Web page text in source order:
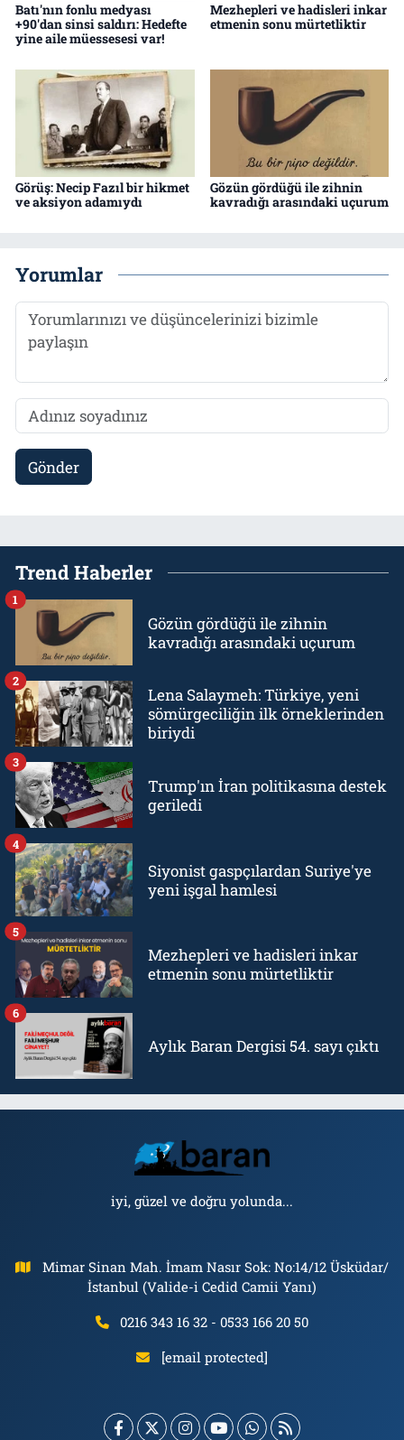
Batı'nın fonlu medyası
+90'dan sinsi saldırı: Hedefte
yine aile müessesesi var!
Mezhepleri ve hadisleri inkar
etmenin sonu mürtetliktir
Görüş: Necip Fazıl bir hikmet
ve aksiyon adamıydı
Gözün gördüğü ile zihnin
kavradığı arasındaki uçurum
Yorumlar
Gönder
Trend Haberler
Gözün gördüğü ile zihnin
kavradığı arasındaki uçurum
1
Lena Salaymeh: Türkiye, yeni
sömürgeciliğin ilk örneklerinden
biriydi
2
Trump'ın İran politikasına destek
geriledi
3
Siyonist gaspçılardan Suriye'ye
yeni işgal hamlesi
4
Mezhepleri ve hadisleri inkar
etmenin sonu mürtetliktir
5
Aylık Baran Dergisi 54. sayı çıktı
6
iyi, güzel ve doğru yolunda...
Mimar Sinan Mah. İmam Nasır Sok: No:14/12 Üsküdar/
İstanbul (Valide-i Cedid Camii Yanı)
0216 343 16 32 - 0533 166 20 50
[email protected]